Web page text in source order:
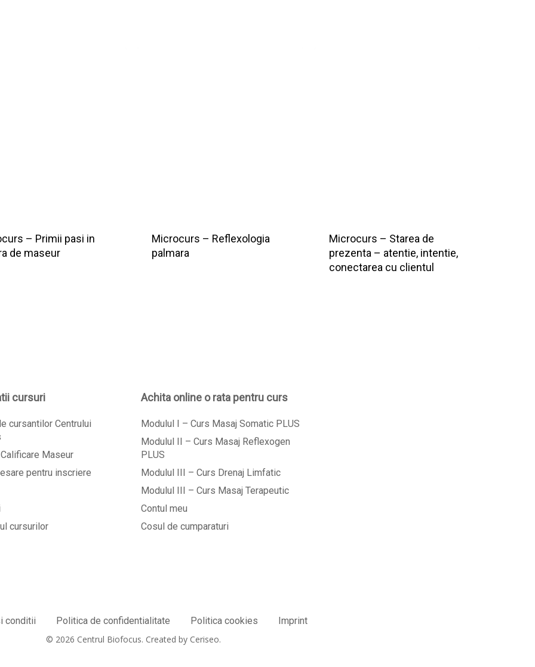
– Primii pasi in
de maseur
Microcurs – Reflexologia
palmara
Microcurs – Starea de
prezenta – atentie, intentie,
conectarea cu clientul
cursuri
cursantilor Centrului
Maseur
pentru inscriere
cursurilor
Achita online o rata pentru curs
Modulul I – Curs Masaj Somatic PLUS
Modulul II – Curs Masaj Reflexogen
PLUS
Modulul III – Curs Drenaj Limfatic
Modulul III – Curs Masaj Terapeutic
Contul meu
Cosul de cumparaturi
conditii Politica de confidentialitate Politica cookies
Imprint
© 2026 Centrul Biofocus. Created by Ceriseo.